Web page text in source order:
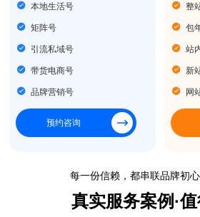
本地生活号
矩阵号
引流私域号
带货电商号
品牌营销号
预约咨询
整
包
站
新
网
每一份信赖，都串联品牌初
真实服务案例·